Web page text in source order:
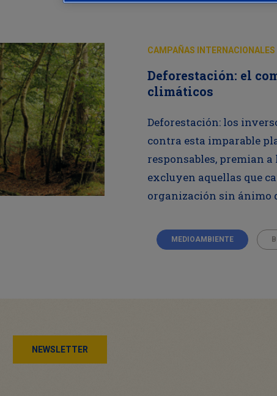
CAMPAÑAS INTERNACIONALES
Deforestación: el
climáticos
Deforestación: los
contra esta imparable
responsables, premian
excluyen aquellas que
organización sin ánimo
MEDIOAMBIENTE
NEWSLETTER